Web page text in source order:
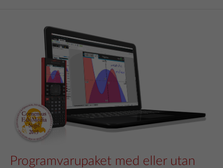
Programvarupaket med eller utan